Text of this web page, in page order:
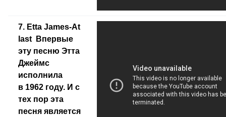
7. Etta James-At
last
Впервые
эту песню Этта
Джеймс
исполнила
в 1962 году. И с
тех пор эта
песня является